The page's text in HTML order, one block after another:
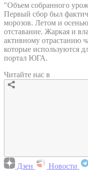
"Объем собранного
Первый сбор был
морозов. Летом и
отставание. Жаркая и
активному отрастанию
которые используются
портал ЮГА.
Читайте нас в
Дзен Новости